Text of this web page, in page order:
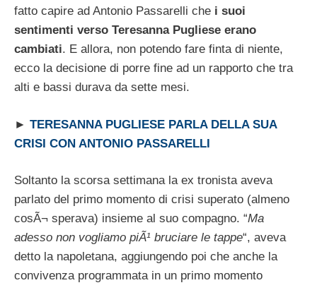
fatto capire ad Antonio Passarelli che i suoi
sentimenti verso Teresanna Pugliese erano
cambiati. E allora, non potendo fare finta di niente,
ecco la decisione di porre fine ad un rapporto che tra
alti e bassi durava da sette mesi.
► TERESANNA PUGLIESE PARLA DELLA SUA
CRISI CON ANTONIO PASSARELLI
Soltanto la scorsa settimana la ex tronista aveva
parlato del primo momento di crisi superato (almeno
cosÃ¬ sperava) insieme al suo compagno. “Ma
adesso non vogliamo piÃ¹ bruciare le tappe“, aveva
detto la napoletana, aggiungendo poi che anche la
convivenza programmata in un primo momento